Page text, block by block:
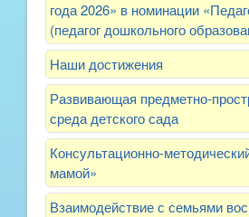
года 2026» в номинации
(педагог дошкольного
Наши достижения
Развивающая предметно-
среда детского сада
Консультационно-
мамой»
Взаимодействие с семьями